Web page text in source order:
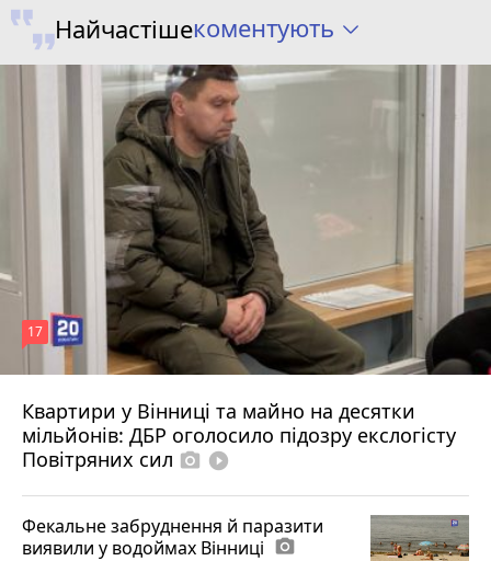
Найчастішекоментують
Квартири у Вінниці та майно на десятки
мільйонів: ДБР оголосило підозру екслогісту
Повітряних сил photo_camera play_circle_filled
17
6 серпня 2026 р.
Фекальне забруднення й паразити
виявили у водоймах Вінниці photo_camera